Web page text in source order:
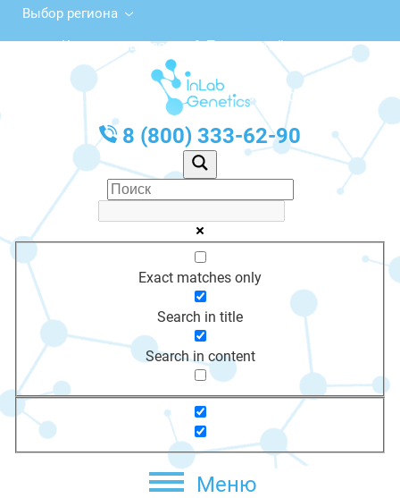
Выбор региона
Комсомольская ул., 6, Пионерский
с 10:00 до 20:00
График работы: Пн-Пт с 10:00 до 20:00
8 (800) 333-62-90
Exact matches only
Search in title
Search in content
Меню